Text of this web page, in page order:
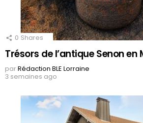
0 Shares
Trésors de l’antique Senon en
parRédaction BLE Lorraine
3 semaines ago